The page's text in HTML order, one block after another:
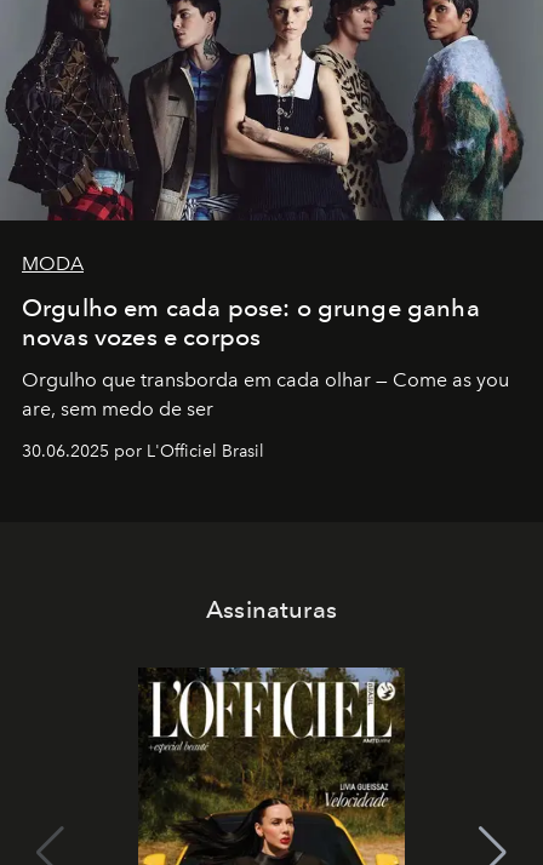
MODA
Orgulho em cada pose: o grunge ganha
novas vozes e corpos
Orgulho que transborda em cada olhar — Come as you
are, sem medo de ser
30.06.2025 por L'Officiel Brasil
Assinaturas